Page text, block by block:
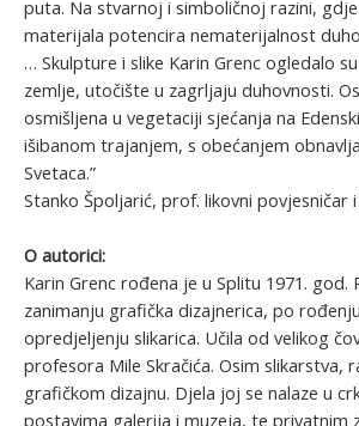
puta. Na stvarnoj i simboličnoj razini,
materijala potencira nematerijalnost
… Skulpture i slike Karin Grenc ogledalo
zemlje, utočište u zagrljaju duhovnosti.
osmišljena u vegetaciji sjećanja na
išibanom trajanjem, s obećanjem
Svetaca.”
Stanko Špoljarić, prof. likovni povjesničar
O autorici:
Karin Grenc rođena je u Splitu 1971. god.
zanimanju grafička dizajnerica, po
opredjeljenju slikarica. Učila od velikog
profesora Mile Skračića. Osim slikarstva,
grafičkom dizajnu. Djela joj se nalaze u
postavima galerija i muzeja, te privatnim